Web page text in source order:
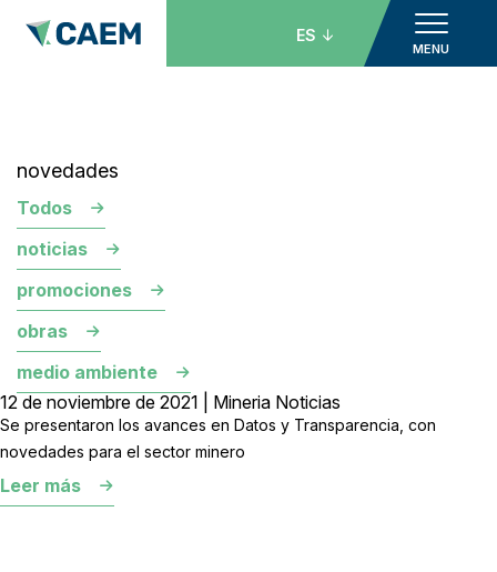
MENU
ES
novedades
Todos
noticias
promociones
obras
medio ambiente
12 de noviembre de 2021 | Mineria Noticias
Se presentaron los avances en Datos y Transparencia, con
novedades para el sector minero
Leer más